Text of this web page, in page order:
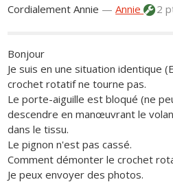
Cordialement Annie —Annie 2
Bonjour
Je suis en une situation identique
crochet rotatif ne tourne pas.
Le porte-aiguille est bloqué (ne
descendre en manœuvrant le
dans le tissu.
Le pignon n'est pas cassé.
Comment démonter le crochet
Je peux envoyer des photos.